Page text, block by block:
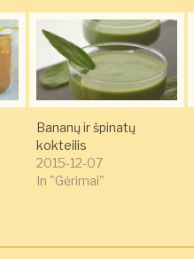
Bananų ir špinatų
kokteilis
2015-12-07
In "Gėrimai"